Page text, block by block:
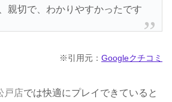
親切で、わかりやすかったです
※引用元： Googleクチコミ
戸店では快適にプレイできていると